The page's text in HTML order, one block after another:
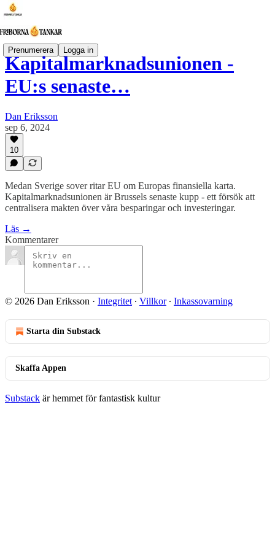
Prenumerera Logga in
Kapitalmarknadsunionen -
EU:s senaste…
Dan Eriksson
sep 6, 2024
10
Medan Sverige sover ritar EU om Europas finansiella karta.
Kapitalmarknadsunionen är Brussels senaste kupp - ett försök att
centralisera makten över våra besparingar och investeringar.
Läs →
Kommentarer
© 2026 Dan Eriksson · Integritet ∙ Villkor∙ Inkassovarning
Starta din Substack
Skaffa Appen
Substack är hemmet för fantastisk kultur